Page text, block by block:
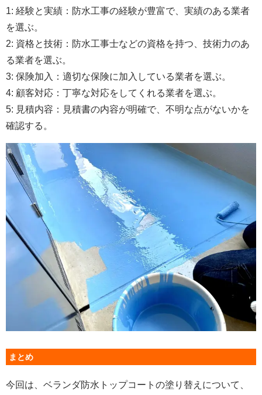
1: 経験と実績：防水工事の経験が豊富で、実績のある業者
を選ぶ。
2: 資格と技術：防水工事士などの資格を持つ、技術力のあ
る業者を選ぶ。
3: 保険加入：適切な保険に加入している業者を選ぶ。
4: 顧客対応：丁寧な対応をしてくれる業者を選ぶ。
5: 見積内容：見積書の内容が明確で、不明な点がないかを
確認する。
まとめ
今回は、ベランダ防水トップコートの塗り替えについて、